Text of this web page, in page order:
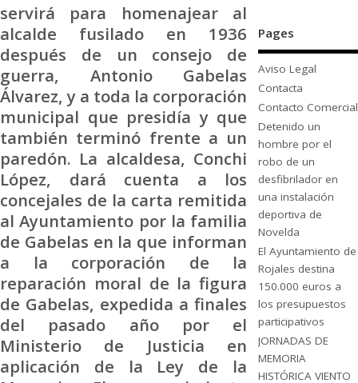
servirá para homenajear al
alcalde fusilado en 1936
después de un consejo de
guerra, Antonio Gabelas
Álvarez, y a toda la corporación
municipal que presidía y que
también terminó frente a un
paredón. La alcaldesa, Conchi
López, dará cuenta a los
concejales de la carta remitida
al Ayuntamiento por la familia
de Gabelas en la que informan
a la corporación de la
reparación moral de la figura
de Gabelas, expedida a finales
del pasado año por el
Ministerio de Justicia en
aplicación de la Ley de la
Pages
Aviso Legal
Contacta
Contacto Comercial
Detenido un
hombre por el
robo de un
desfibrilador en
una instalación
deportiva de
Novelda
El Ayuntamiento de
Rojales destina
150.000 euros a
los presupuestos
participativos
JORNADAS DE
MEMORIA
HISTÓRICA VIENTO